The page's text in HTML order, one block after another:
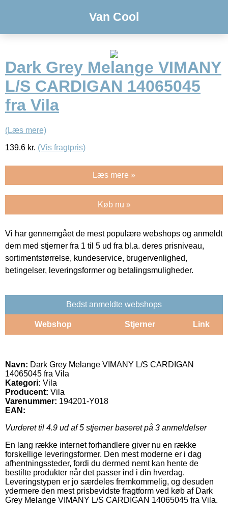
Van Cool
Dark Grey Melange VIMANY
L/S CARDIGAN 14065045
fra Vila
(Læs mere)
139.6 kr. (Vis fragtpris)
Læs mere »
Køb nu »
Vi har gennemgået de mest populære webshops og anmeldt
dem med stjerner fra 1 til 5 ud fra bl.a. deres prisniveau,
sortimentstørrelse, kundeservice, brugervenlighed,
betingelser, leveringsformer og betalingsmuligheder.
Bedst anmeldte webshops
Webshop Stjerner Link
Navn: Dark Grey Melange VIMANY L/S CARDIGAN
14065045 fra Vila
Kategori: Vila
Producent: Vila
Varenummer: 194201-Y018
EAN:
Vurderet til 4.9 ud af 5 stjerner baseret på 3 anmeldelser
En lang række internet forhandlere giver nu en række
forskellige leveringsformer. Den mest moderne er i dag
afhentningssteder, fordi du dermed nemt kan hente de
bestilte produkter når det passer ind i din hverdag.
Leveringstypen er jo særdeles fremkommelig, og desuden
ydermere den mest prisbevidste fragtform ved køb af Dark
Grey Melange VIMANY L/S CARDIGAN 14065045 fra Vila.